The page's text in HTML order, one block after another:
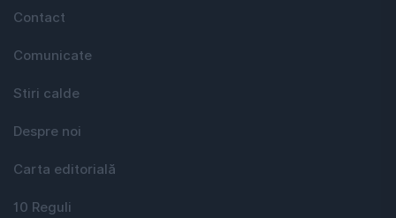
Contact
Comunicate
Stiri calde
Despre noi
Carta editorială
10 Reguli